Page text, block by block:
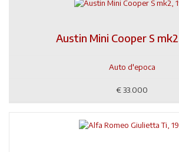
Austin Mini Cooper S
Auto d'epoca
€33.000